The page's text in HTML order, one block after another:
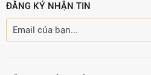
ĐĂNG KÝ NHẬN TIN